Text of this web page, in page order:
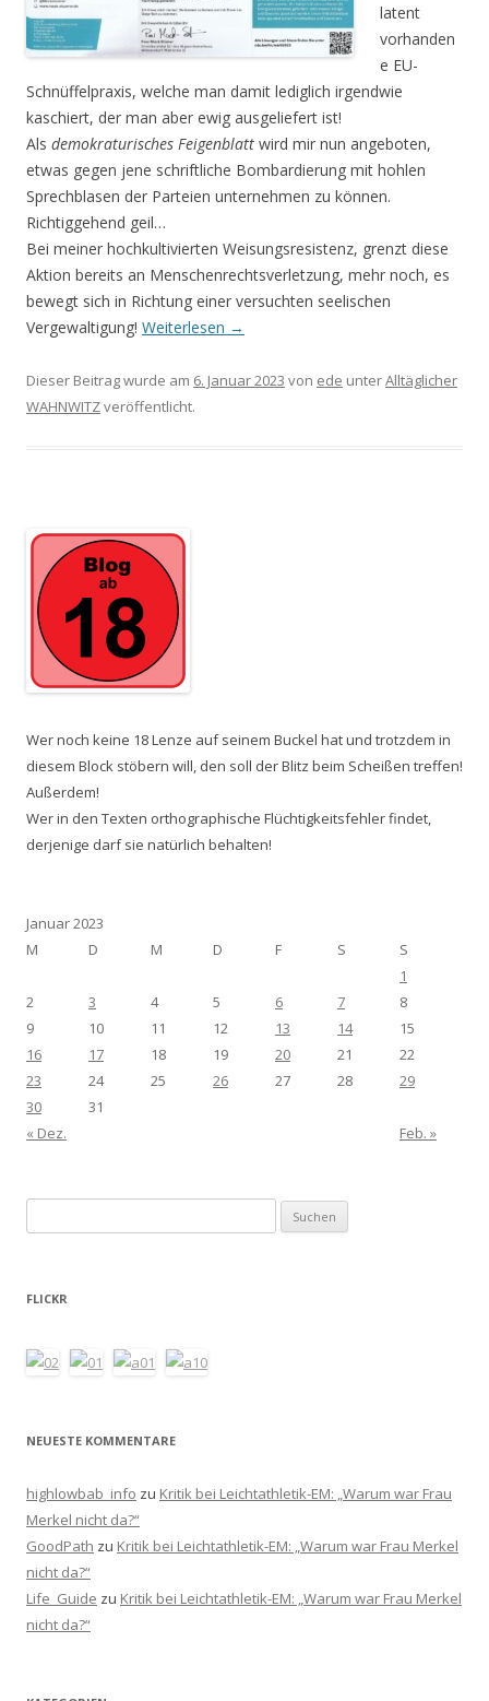
latent
vorhanden
e EU-
Schnüffelpraxis, welche man damit lediglich irgendwie
kaschiert, der man aber ewig ausgeliefert ist!
Als demokraturisches Feigenblatt wird mir nun angeboten,
etwas gegen jene schriftliche Bombar­dierung mit hohlen
Sprechblasen der Parteien unternehmen zu können.
Richtiggehend geil…
Bei meiner hochkultivierten Weisungsresistenz, grenzt diese
Ak­tion bereits an Menschenrechtsverletzung, mehr noch, es
bewegt sich in Richtung einer versuchten seelischen
Vergewaltigung! Weiterlesen →
Dieser Beitrag wurde am 6. Januar 2023 von ede unterAlltäglicher
WAHNWITZveröffentlicht.
Wer noch keine 18 Lenze auf seinem Buckel hat und trotzdem in
diesem Block stöbern will, den soll der Blitz beim Scheißen treffen!
Außerdem!
Wer in den Texten orthographische Flüchtigkeitsfehler findet,
derjenige darf sie natürlich behalten!
Januar 2023
M
D M D F S
S
1
2
3 4 5 6 7
8
9
10 11 12 13 14
15
16
17 18 19 20 21
22
23
24 25 26 27 28
29
30
31
« Dez.
Feb. »
nach:
FLICKR
NEUESTE KOMMENTARE
highlowbab_info zu Kritik bei Leichtathletik-EM: „Warum war Frau
Merkel nicht da?“
GoodPath zu Kritik bei Leichtathletik-EM: „Warum war Frau Merkel
nicht da?“
Life_Guide zu Kritik bei Leichtathletik-EM: „Warum war Frau Merkel
nicht da?“